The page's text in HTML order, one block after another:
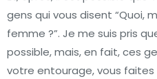
gens qui vous disent “Quoi,
femme ?”. Je me suis pris
possible, mais, en fait, ces
votre entourage, vous